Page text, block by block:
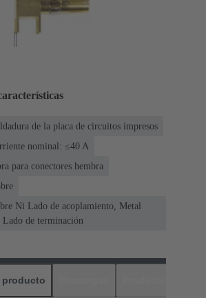
de la placa de circuitos impresos
nominal: ≤40 A
para conectores hembra
Ni Lado de acoplamiento, Metal
de terminación
producto